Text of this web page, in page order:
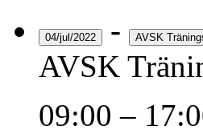
04/jul/2022 - AVSK
AVSK
09:00–